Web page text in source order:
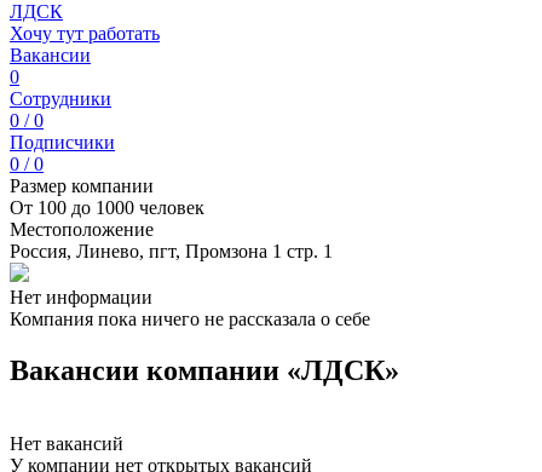
ЛДСК
Хочу тут работать
Вакансии
0
Сотрудники
0 / 0
Подписчики
0 / 0
Размер компании
От 100 до 1000 человек
Местоположение
Россия, Линево, пгт, Промзона 1 стр. 1
Нет информации
Компания пока ничего не рассказала о себе
Вакансии компании «ЛДСК»
Нет вакансий
У компании нет открытых вакансий